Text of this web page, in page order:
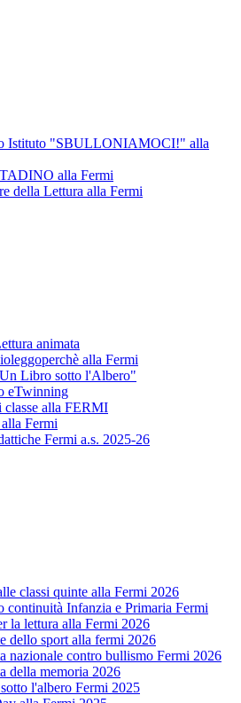
Istituto "SBULLONIAMOCI!" alla
alla Fermi
della Lettura alla Fermi
animata
alla Fermi
Libro sotto l'Albero"
eTwinning
classe alla FERMI
Fermi
Fermi a.s. 2025-26
classi quinte alla Fermi 2026
continuità Infanzia e Primaria Fermi
la lettura alla Fermi 2026
dello sport alla fermi 2026
nazionale contro bullismo Fermi 2026
della memoria 2026
l'albero Fermi 2025